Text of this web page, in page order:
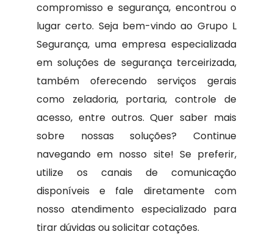
compromisso e segurança, encontrou o
lugar certo. Seja bem-vindo ao Grupo L
Segurança, uma empresa especializada
em soluções de segurança terceirizada,
também oferecendo serviços gerais
como zeladoria, portaria, controle de
acesso, entre outros. Quer saber mais
sobre nossas soluções? Continue
navegando em nosso site! Se preferir,
utilize os canais de comunicação
disponíveis e fale diretamente com
nosso atendimento especializado para
tirar dúvidas ou solicitar cotações.